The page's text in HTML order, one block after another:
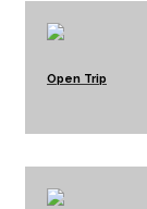
Open Trip